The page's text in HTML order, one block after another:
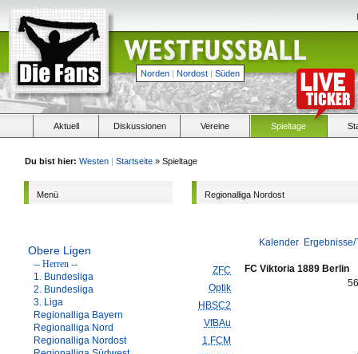
Norden | Nordost | Süden
Aktuell Diskussionen Vereine Spieltage
Du bist hier: Westen | Startseite » Spieltage
Menü
Obere Ligen
-- Herren --
1. Bundesliga
2. Bundesliga
3. Liga
Regionalliga Bayern
Regionalliga Nord
Regionalliga Nordost
Regionalliga Nordost
Kalender
ZFC
Optik
HBSC2
VfBAu
1.FCM
FC Viktoria 1889 Berlin